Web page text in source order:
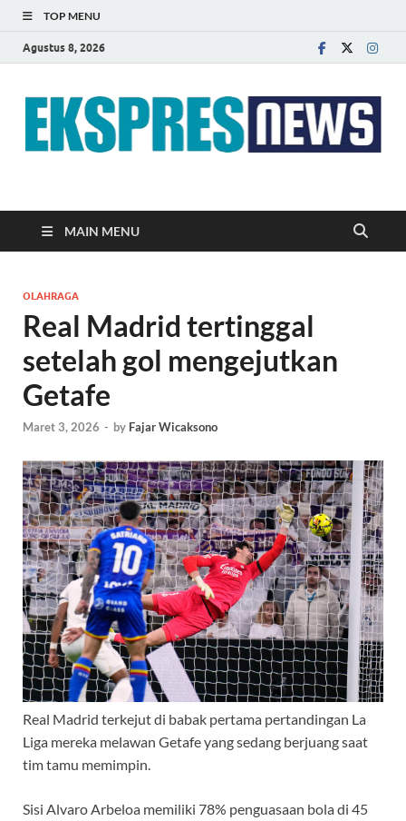
TOP MENU
Agustus 8, 2026
EKSPRES NEWS
MAIN MENU
OLAHRAGA
Real Madrid tertinggal
setelah gol mengejutkan
Getafe
Maret 3, 2026 - by Fajar Wicaksono
Real Madrid terkejut di babak pertama pertandingan La
Liga mereka melawan Getafe yang sedang berjuang saat
tim tamu memimpin.
Sisi Alvaro Arbeloa memiliki 78% penguasaan bola di 45